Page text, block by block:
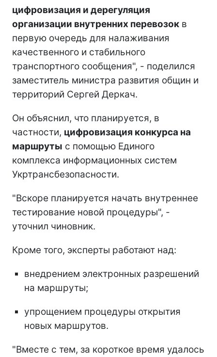
цифровизация и дерегуляция
организации внутренних перевозок в
первую очередь для налаживания
качественного и стабильного
транспортного сообщения", - поделился
заместитель министра развития общин и
территорий Сергей Деркач.
Он объяснил, что планируется, в
частности, цифровизация конкурса на
маршруты с помощью Единого
комплекса информационных систем
Укртрансбезопасности.
"Вскоре планируется начать внутреннее
тестирование новой процедуры", -
уточнил чиновник.
Кроме того, эксперты работают над:
внедрением электронных разрешений
на маршруты;
упрощением процедуры открытия
новых маршрутов.
"Вместе с тем, за короткое время удалось